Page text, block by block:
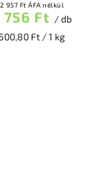
2 957 Ft ÁFA nélkül
756 Ft / db
500,80 Ft / 1 kg